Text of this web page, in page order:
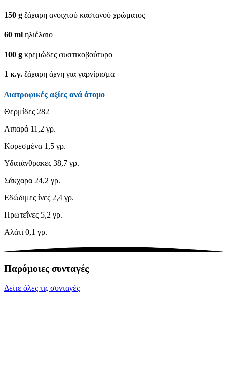
150 g ζάχαρη ανοιχτού καστανού χρώματος
60 ml ηλιέλαιο
100 g κρεμώδες φυστικοβούτυρο
1 κ.γ. ζάχαρη άχνη για γαρνίρισμα
Διατροφικές αξίες ανά άτομο
Θερμίδες 282
Λιπαρά 11,2 γρ.
Κορεσμένα 1,5 γρ.
Υδατάνθρακες 38,7 γρ.
Σάκχαρα 24,2 γρ.
Εδώδιμες ίνες 2,4 γρ.
Πρωτεΐνες 5,2 γρ.
Αλάτι 0,1 γρ.
Παρόμοιες συνταγές
Δείτε όλες τις συνταγές